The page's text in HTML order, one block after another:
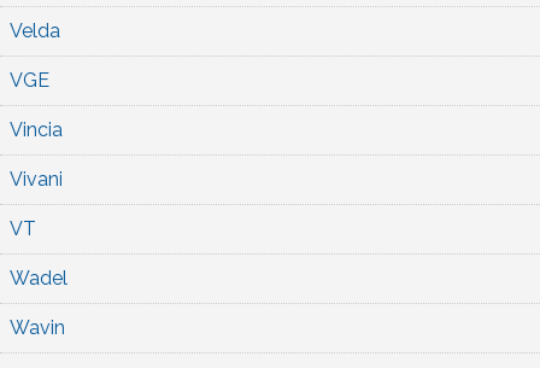
Velda
VGE
Vincia
Vivani
VT
Wadel
Wavin